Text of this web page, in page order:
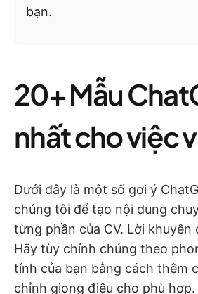
bạn.
20+ Mẫu
nhất cho việc
Dưới đây là một số gợi ý
chúng tôi để tạo nội dung
từng phần của CV. Lời khuyên
Hãy tùy chỉnh chúng theo
tính của bạn bằng cách thêm
chỉnh giọng điệu cho phù hợp.